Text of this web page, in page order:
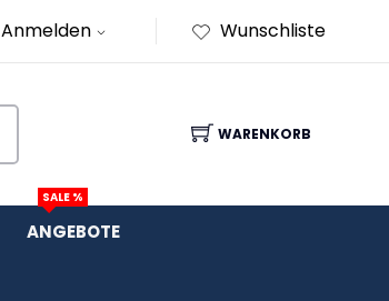
Anmelden Wunschliste
WARENKORB
ANGEBOTE
SALE %